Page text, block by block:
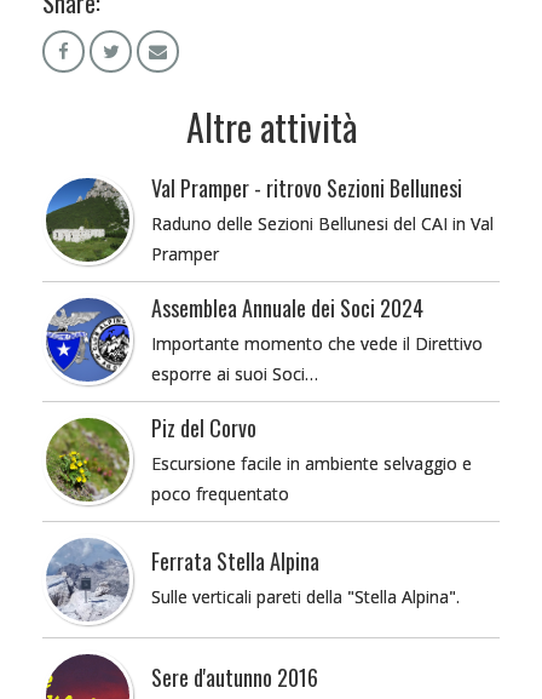
Altre attività
Val Pramper - ritrovo Sezioni Bellunesi
Raduno delle Sezioni Bellunesi del CAI in Val
Pramper
Assemblea Annuale dei Soci 2024
Importante momento che vede il Direttivo
esporre ai suoi Soci…
Piz del Corvo
Escursione facile in ambiente selvaggio e
poco frequentato
Ferrata Stella Alpina
Sulle verticali pareti della "Stella Alpina".
Sere d'autunno 2016